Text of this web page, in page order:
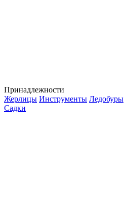
Принадлежности
Жерлицы Инструменты Ледобуры
Садки